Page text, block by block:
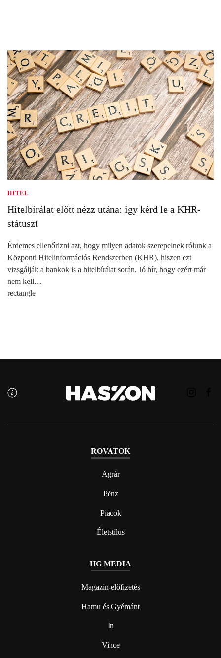
HITEL
Hitelbírálat előtt nézz utána: így kérd le a KHR-
státuszt
Érdemes ellenőrizni azt, hogy milyen adatok szerepelnek rólunk a
Központi Hitelinformációs Rendszerben (KHR), hiszen ezt
vizsgálják a bankok is a hitelbírálat során. Jó hír, hogy ezért már
nem kell…
rectangle
ROVATOK
Agrár
Pénz
Piacok
Életstílus
HG MEDIA
Magazin-előfizetés
Hamu és Gyémánt
In
Vince